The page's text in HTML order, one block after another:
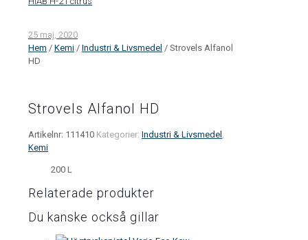
25 maj, 2020
Hem / Kemi / Industri & Livsmedel / Strovels Alfanol
HD
Strovels Alfanol HD
Artikelnr: 111410 Kategorier: Industri & Livsmedel
Kemi
200 L
Relaterade produkter
Du kanske också gillar